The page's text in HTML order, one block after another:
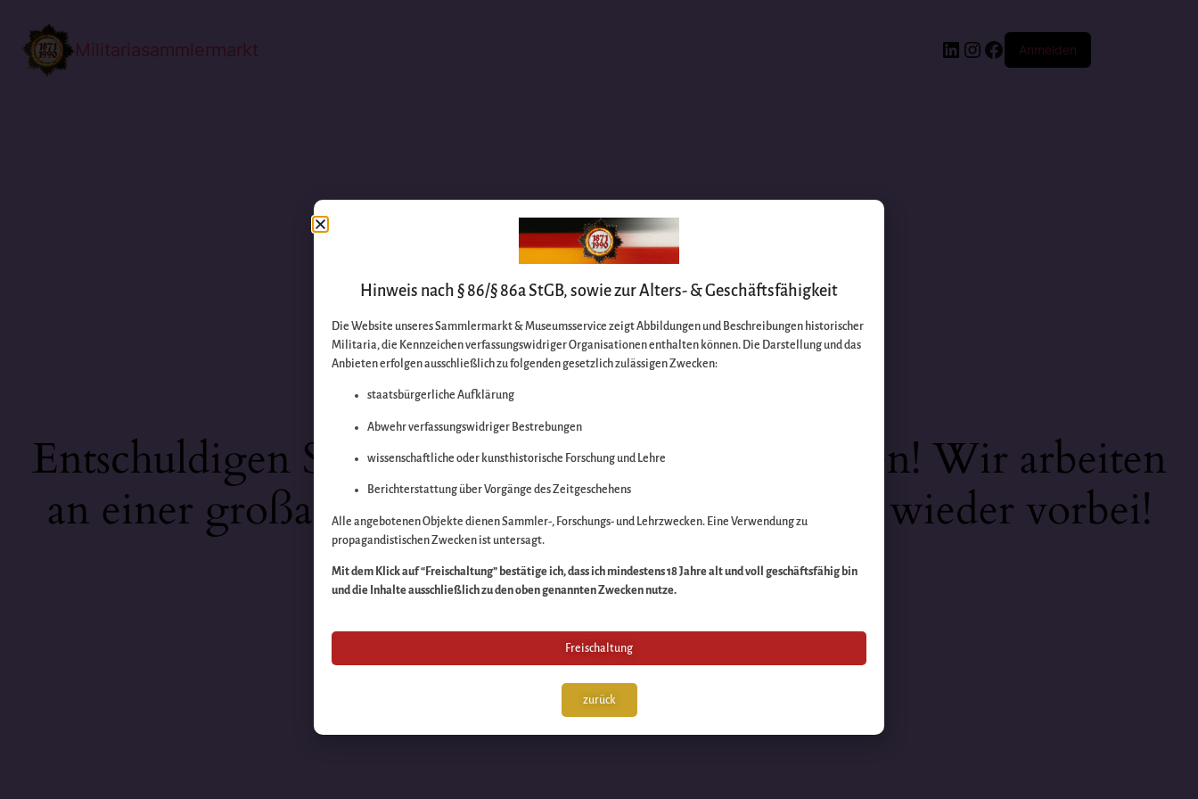
Militariasammlermarkt Anmelden
Entschuldigen Sie bitte die Unannehmlichkeiten! Wir arbeiten
an einer großartigen Sache – schauen Sie bald wieder vorbei!
Hinweis nach § 86/§ 86a StGB, sowie zur Alters- & Geschäftsfähigkeit
Die Website unseres Sammlermarkt & Museumsservice zeigt Abbildungen und Beschreibungen historischer
Militaria, die Kennzeichen verfassungswidriger Organisationen enthalten können. Die Darstellung und das
Anbieten erfolgen ausschließlich zu folgenden gesetzlich zulässigen Zwecken:
staatsbürgerliche Aufklärung
Abwehr verfassungswidriger Bestrebungen
wissenschaftliche oder kunsthistorische Forschung und Lehre
Berichterstattung über Vorgänge des Zeitgeschehens
Alle angebotenen Objekte dienen Sammler-, Forschungs- und Lehrzwecken. Eine Verwendung zu
propagandistischen Zwecken ist untersagt.
Mit dem Klick auf “Freischaltung” bestätige ich, dass ich mindestens 18 Jahre alt und voll geschäftsfähig bin
und die Inhalte ausschließlich zu den oben genannten Zwecken nutze.
Freischaltung
zurück